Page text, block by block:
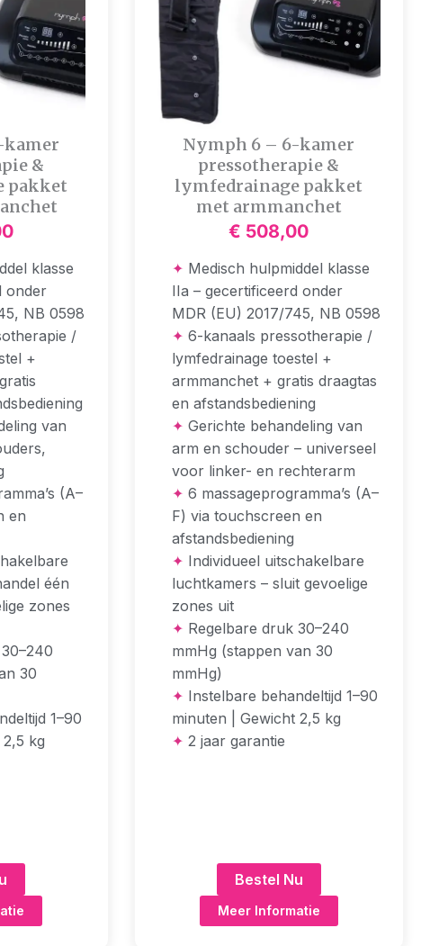
kamer
&
pakket
klasse
onder
NB 0598
/
+
van
(A–
en
één
zones
30
1–90
kg
Nymph 6 – 6-kamer
pressotherapie &
lymfedrainage pakket
met armmanchet
€ 508,00
✦ Medisch hulpmiddel klasse
IIa – gecertificeerd onder
MDR (EU) 2017/745, NB 0598
✦ 6-kanaals pressotherapie /
lymfedrainage toestel +
armmanchet + gratis draagtas
en afstandsbediening
✦ Gerichte behandeling van
arm en schouder – universeel
voor linker- en rechterarm
✦ 6 massageprogramma’s (A–
F) via touchscreen en
afstandsbediening
✦ Individueel uitschakelbare
luchtkamers – sluit gevoelige
zones uit
✦ Regelbare druk 30–240
mmHg (stappen van 30
mmHg)
✦ Instelbare behandeltijd 1–90
minuten | Gewicht 2,5 kg
✦ 2 jaar garantie
Bestel Nu
Meer Informatie